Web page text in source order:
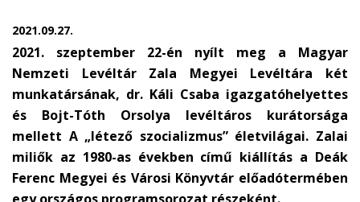
2021.09.27.
2021. szeptember 22-én nyílt meg a Magyar
Nemzeti Levéltár Zala Megyei Levéltára két
munkatársának, dr. Káli Csaba igazgatóhelyettes
és Bojt-Tóth Orsolya levéltáros kurátorsága
mellett A „létező szocializmus” életvilágai. Zalai
miliők az 1980-as években című kiállítás a Deák
Ferenc Megyei és Városi Könyvtár előadótermében